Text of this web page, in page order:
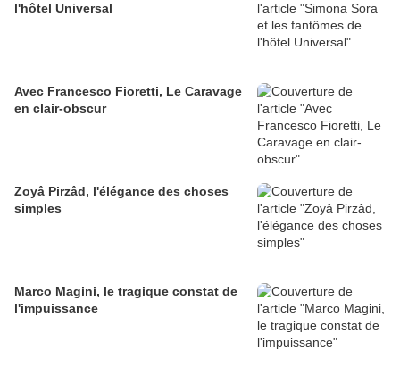
l'hôtel Universal
Avec Francesco Fioretti, Le Caravage
en clair-obscur
Zoyâ Pirzâd, l'élégance des choses
simples
Marco Magini, le tragique constat de
l'impuissance